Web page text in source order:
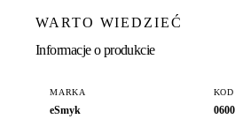
WARTO WIEDZIEĆ
Informacje o produkcie
MARKA
eSmyk